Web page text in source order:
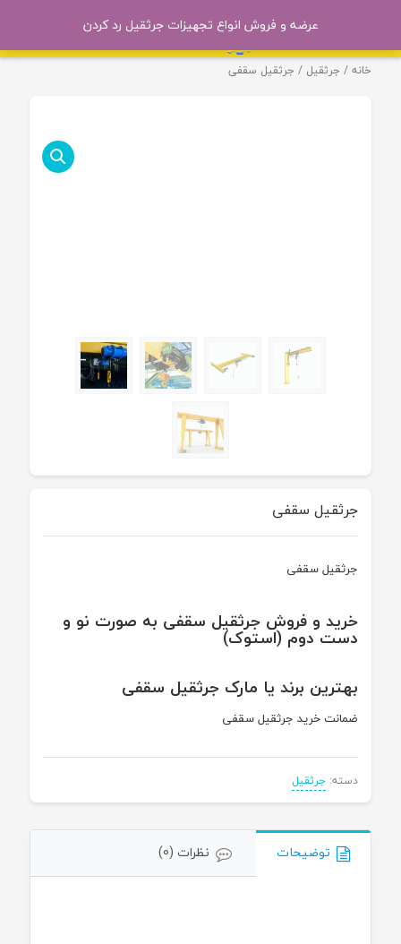
خانه/ جرثقیل / جرثقیل سقفی
جرثقیل سقفی
جرثقیل سقفی
خرید و فروش جرثقیل سقفی به صورت نو و
دست دوم (استوک)
بهترین برند یا مارک جرثقیل سقفی
ضمانت خرید جرثقیل سقفی
دسته: جرثقیل
توضیحات نظرات (0)
عرضه و فروش انواع تجهیزات جرثقیل رد کردن